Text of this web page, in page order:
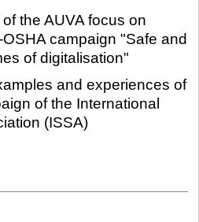
the AUVA focus on
campaign "Safe and
of digitalisation"
and experiences of
of the International
(ISSA)